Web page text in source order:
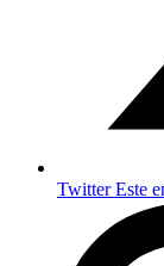
TwitterEste